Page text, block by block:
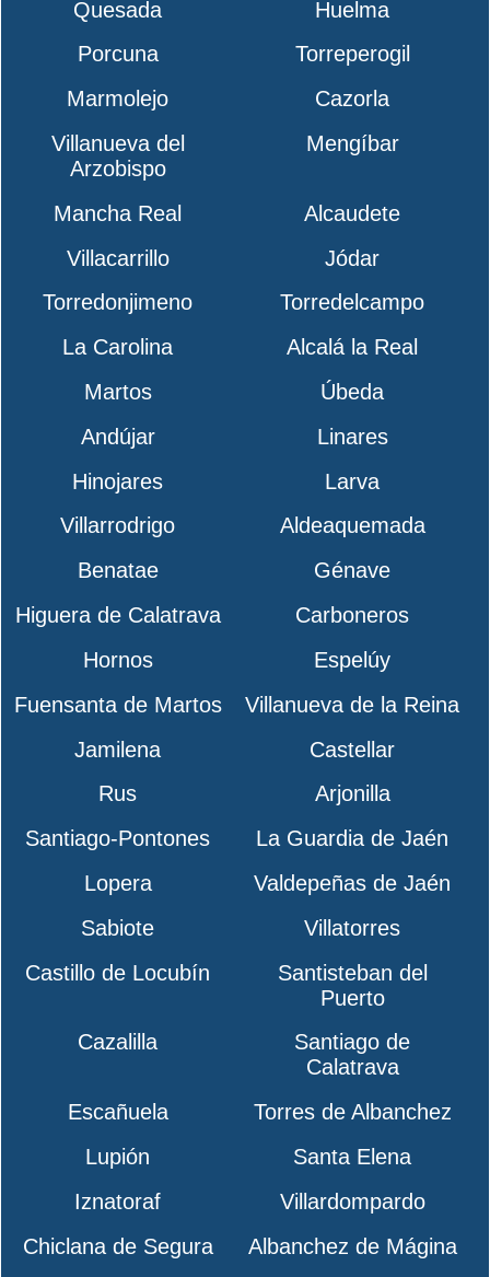
Quesada
Huelma
Porcuna
Torreperogil
Marmolejo
Cazorla
Villanueva del
Arzobispo
Mengíbar
Mancha Real
Alcaudete
Villacarrillo
Jódar
Torredonjimeno
Torredelcampo
La Carolina
Alcalá la Real
Martos
Úbeda
Andújar
Linares
Hinojares
Larva
Villarrodrigo
Aldeaquemada
Benatae
Génave
Higuera de Calatrava
Carboneros
Hornos
Espelúy
Fuensanta de Martos
Villanueva de la Reina
Jamilena
Castellar
Rus
Arjonilla
Santiago-Pontones
La Guardia de Jaén
Lopera
Valdepeñas de Jaén
Sabiote
Villatorres
Castillo de Locubín
Santisteban del
Puerto
Cazalilla
Santiago de
Calatrava
Escañuela
Torres de Albanchez
Lupión
Santa Elena
Iznatoraf
Villardompardo
Chiclana de Segura
Albanchez de Mágina